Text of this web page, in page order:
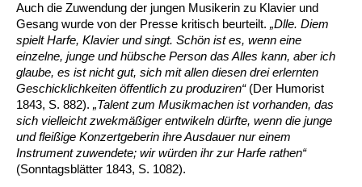
Auch die Zuwendung der jungen Musikerin zu Klavier und
Gesang wurde von der Presse kritisch beurteilt. „Dlle. Diem
spielt Harfe, Klavier und singt. Schön ist es, wenn eine
einzelne, junge und hübsche Person das Alles kann, aber ich
glaube, es ist nicht gut, sich mit allen diesen drei erlernten
Geschicklichkeiten öffentlich zu produziren“(Der Humorist
1843, S. 882). „Talent zum Musikmachen ist vorhanden, das
sich vielleicht zwekmäßiger entwikeln dürfte, wenn die junge
und fleißige Konzertgeberin ihre Ausdauer nur einem
Instrument zuwendete; wir würden ihr zur Harfe rathen“
(Sonntagsblätter 1843, S. 1082).